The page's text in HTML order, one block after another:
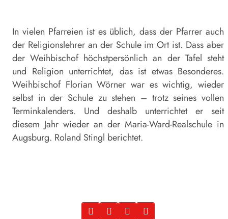
In vielen Pfarreien ist es üblich, dass der Pfarrer auch
der Religionslehrer an der Schule im Ort ist. Dass aber
der Weihbischof höchstpersönlich an der Tafel steht
und Religion unterrichtet, das ist etwas Besonderes.
Weihbischof Florian Wörner war es wichtig, wieder
selbst in der Schule zu stehen – trotz seines vollen
Terminkalenders. Und deshalb unterrichtet er seit
diesem Jahr wieder an der Maria-Ward-Realschule in
Augsburg. Roland Stingl berichtet.